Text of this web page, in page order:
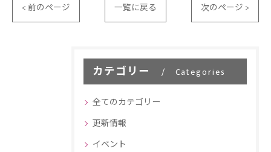
< 前のページ 一覧に戻る 次のページ >
カテゴリー Categories
全てのカテゴリー
更新情報
イベント